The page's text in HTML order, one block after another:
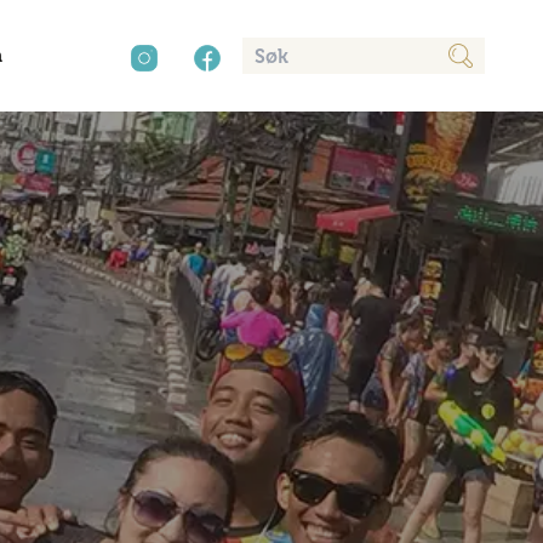
Kultur Mat og drikke Natur
Trender Vinter
Sør-Amerika
Presse Annonsere